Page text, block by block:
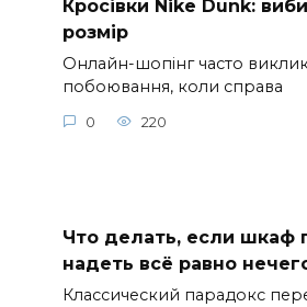
Кросівки Nike Dunk:
розмір
Онлайн-шопінг часто
побоювання, коли справа
0 220
Что делать, если шкаф
надеть всё равно
Классический парадокс